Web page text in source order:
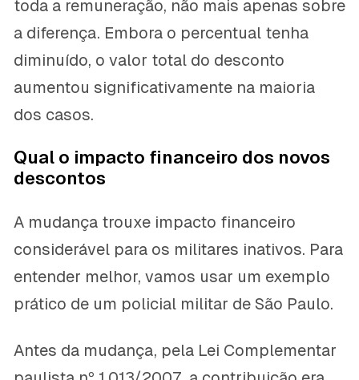
toda a remuneração, não mais apenas sobre
a diferença. Embora o percentual tenha
diminuído, o valor total do desconto
aumentou significativamente na maioria
dos casos.
Qual o impacto financeiro dos novos
descontos
A mudança trouxe impacto financeiro
considerável para os militares inativos. Para
entender melhor, vamos usar um exemplo
prático de um policial militar de São Paulo.
Antes da mudança, pela Lei Complementar